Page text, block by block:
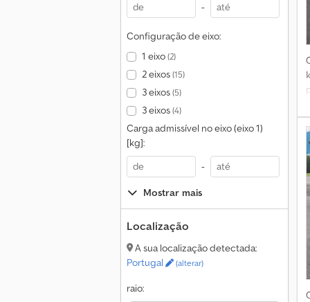
-
Configuração de eixo:
1 eixo(2)
2 eixos(15)
3 eixos(5)
3 eixos(4)
Carga admissível no eixo (eixo 1)
[kg]:
-
Mostrar mais
Localização
A sua localização detectada:
Portugal
(alterar)
raio: